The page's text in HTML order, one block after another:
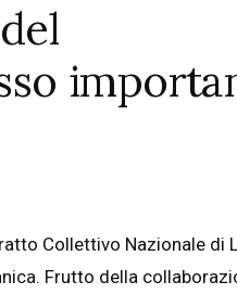
Collettivo Nazionale di
Frutto della